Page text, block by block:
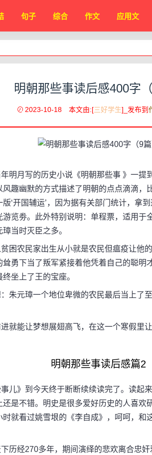
句子 综合 作文 应用文
明朝那些事读后感400字（
2023-10-18 本文由:[三好学生]_发布到
月写的历史小说《明朝那些事 》一提
风趣幽默的方式描述了明朝的点点滴滴
‘开国辅运’，因为据有关部门统计，拿
览劵。此外特别说明：单程票，适用于
当时灭臣之多。
农民家出生从小就是农民但瘟疫让他
勇下当了叛军紧接着他凭着自己的聪明
坐上了王的宝座。
元璋一个地位卑微的农民最后当上了
能让梦想展翅高飞，在这一个寒假里让
明朝那些事读后感篇2
》到今天终于断断续续读完了。读起
是不错。明史是很多爱好历史的人喜欢
就看过姚雪垠的《李自成》，呵呵，和
经270多年，期间演绎的悲欢离合忠奸